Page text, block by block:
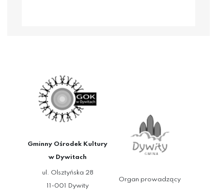
Gminny Ośrodek Kultury
w Dywitach
ul. Olsztyńska 28
11-001 Dywity
Organ prowadzący